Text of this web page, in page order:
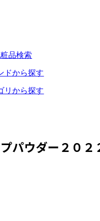
品検索
ドから探す
リから探す
パウダー２０